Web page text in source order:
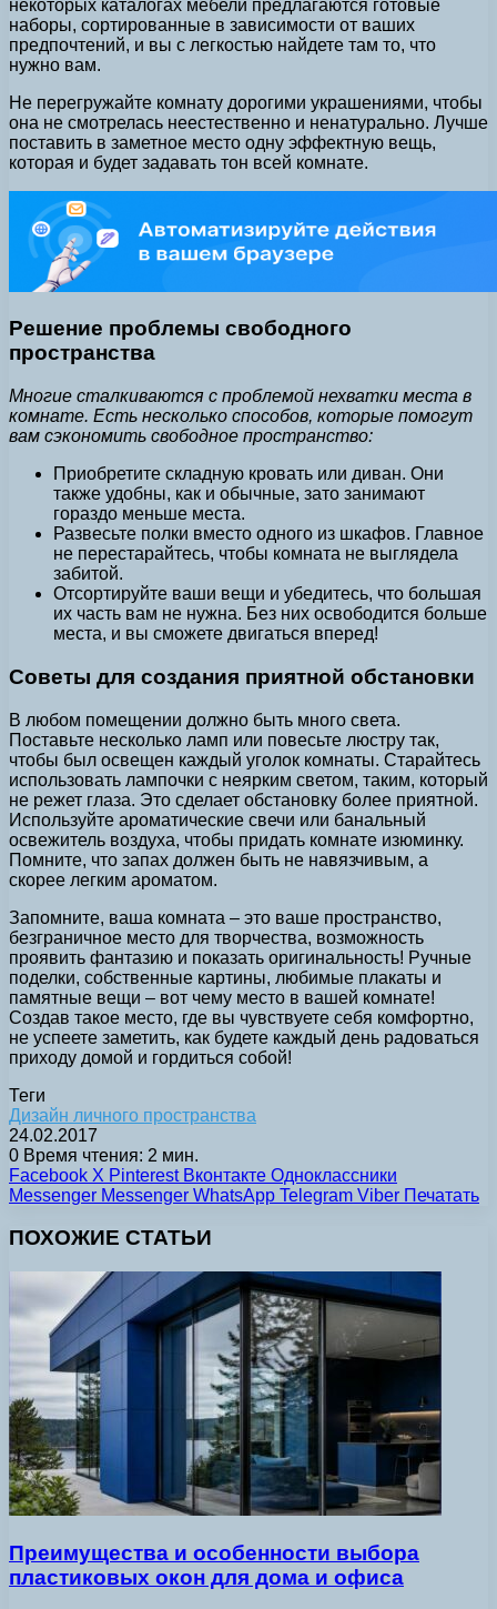
некоторых каталогах мебели предлагаются готовые
наборы, сортированные в зависимости от ваших
предпочтений, и вы с легкостью найдете там то, что
нужно вам.
Не перегружайте комнату дорогими украшениями, чтобы
она не смотрелась неестественно и ненатурально. Лучше
поставить в заметное место одну эффектную вещь,
которая и будет задавать тон всей комнате.
Решение проблемы свободного
пространства
Многие сталкиваются с проблемой нехватки места в
комнате. Есть несколько способов, которые помогут
вам сэкономить свободное пространство:
Приобретите складную кровать или диван. Они
также удобны, как и обычные, зато занимают
гораздо меньше места.
Развесьте полки вместо одного из шкафов. Главное
не перестарайтесь, чтобы комната не выглядела
забитой.
Отсортируйте ваши вещи и убедитесь, что большая
их часть вам не нужна. Без них освободится больше
места, и вы сможете двигаться вперед!
Советы для создания приятной обстановки
В любом помещении должно быть много света.
Поставьте несколько ламп или повесьте люстру так,
чтобы был освещен каждый уголок комнаты. Старайтесь
использовать лампочки с неярким светом, таким, который
не режет глаза. Это сделает обстановку более приятной.
Используйте ароматические свечи или банальный
освежитель воздуха, чтобы придать комнате изюминку.
Помните, что запах должен быть не навязчивым, а
скорее легким ароматом.
Запомните, ваша комната – это ваше пространство,
безграничное место для творчества, возможность
проявить фантазию и показать оригинальность! Ручные
поделки, собственные картины, любимые плакаты и
памятные вещи – вот чему место в вашей комнате!
Создав такое место, где вы чувствуете себя комфортно,
не успеете заметить, как будете каждый день радоваться
приходу домой и гордиться собой!
Теги
Дизайн личного пространства
24.02.2017
0 Время чтения: 2 мин.
Facebook X Pinterest Вконтакте Одноклассники
Messenger Messenger WhatsApp Telegram Viber Печатать
ПОХОЖИЕ СТАТЬИ
Преимущества и особенности выбора
пластиковых окон для дома и офиса